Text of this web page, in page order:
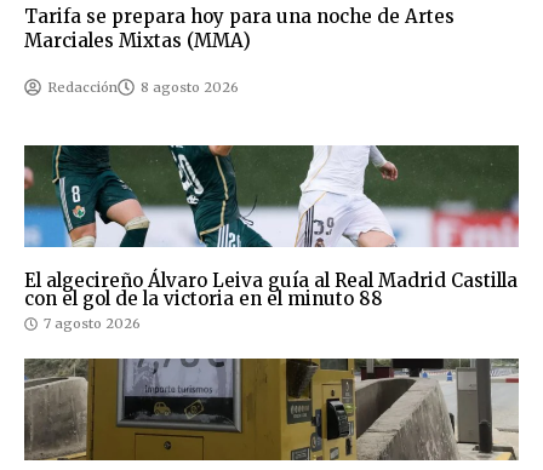
Tarifa se prepara hoy para una noche de Artes
Marciales Mixtas (MMA)
Redacción 8 agosto 2026
El algecireño Álvaro Leiva guía al Real Madrid Castilla
con el gol de la victoria en el minuto 88
7 agosto 2026